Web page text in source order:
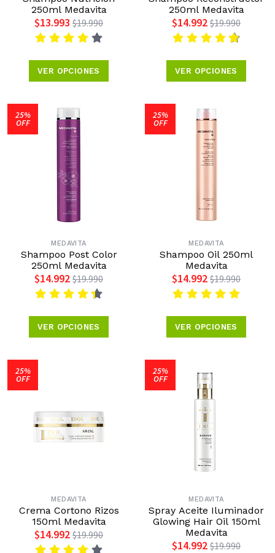
250ml Medavita
$13.993 $19.990
VER OPCIONES
250ml Medavita
$14.992 $19.990
VER OPCIONES
25%
OFF
MEDAVITA
Shampoo Post Color
250ml Medavita
$14.992 $19.990
VER OPCIONES
25%
OFF
MEDAVITA
Shampoo Oil 250ml
Medavita
$14.992 $19.990
VER OPCIONES
25%
OFF
MEDAVITA
Crema Cortono Rizos
150ml Medavita
$14.992 $19.990
25%
OFF
MEDAVITA
Spray Aceite Iluminador
Glowing Hair Oil 150ml
Medavita
$14.992 $19.990